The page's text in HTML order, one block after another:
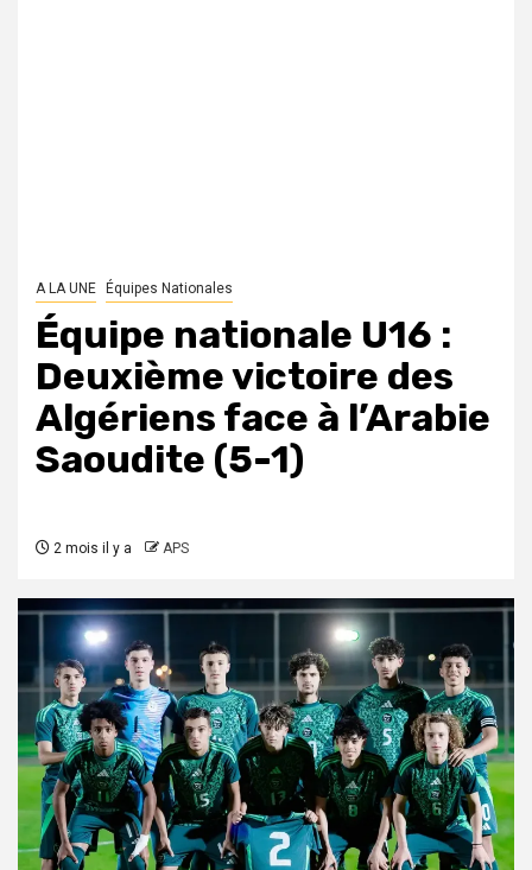
A LA UNE Équipes Nationales
Équipe nationale U16 :
Deuxième victoire des
Algériens face à l’Arabie
Saoudite (5-1)
2 mois il y a APS